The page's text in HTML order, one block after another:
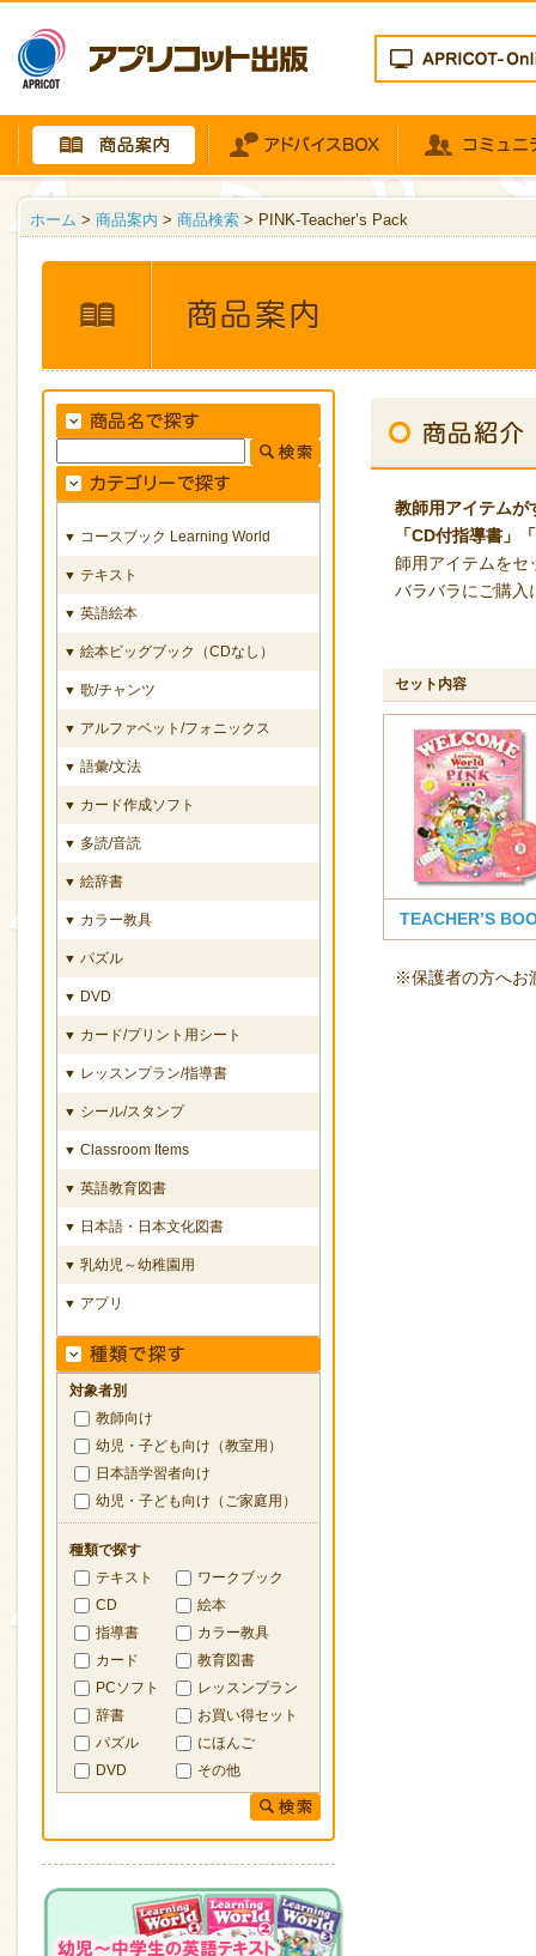
ホーム > 商品案内 > 商品検索 > PINK-Teacher’s Pack
▼ コースブック Learning World
▼ テキスト
▼ 英語絵本
▼ 絵本ビッグブック（CDなし）
▼ 歌/チャンツ
▼ アルファベット/フォニックス
▼ 語彙/文法
▼ カード作成ソフト
▼ 多読/音読
▼ 絵辞書
▼ カラー教具
▼ パズル
▼ DVD
▼ カード/プリント用シート
▼ レッスンプラン/指導書
▼ シール/スタンプ
▼ Classroom Items
▼ 英語教育図書
▼ 日本語・日本文化図書
▼ 乳幼児～幼稚園用
▼ アプリ
対象者別
教師向け
幼児・子ども向け（教室用）
日本語学習者向け
幼児・子ども向け（ご家庭用）
種類で探す
テキスト
CD
指導書
カード
PCソフト
辞書
パズル
DVD
ワークブック
絵本
カラー教具
教育図書
レッスンプラン
お買い得セット
にほんご
その他
教師用アイテムが
「CD付指導書」
師用アイテムをセ
バラバラにご購入
セット内容
TEACHER’S
※保護者の方へお